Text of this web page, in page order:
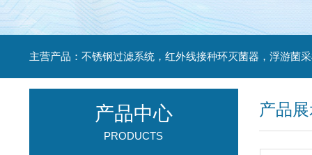
产品
产品中心
PRODUCTS